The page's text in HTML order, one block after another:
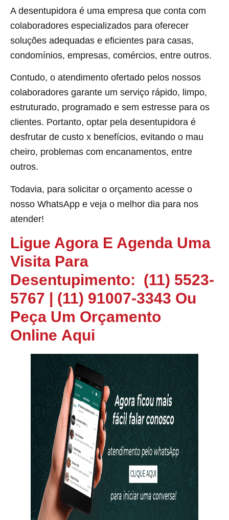
A desentupidora é uma empresa que conta com
colaboradores especializados para oferecer
soluções adequadas e eficientes para casas,
condomínios, empresas, comércios, entre outros.
Contudo, o atendimento ofertado pelos nossos
colaboradores garante um serviço rápido, limpo,
estruturado, programado e sem estresse para os
clientes. Portanto, optar pela desentupidora é
desfrutar de custo x benefícios, evitando o mau
cheiro, problemas com encanamentos, entre
outros.
Todavia, para solicitar o orçamento acesse o
nosso WhatsApp e veja o melhor dia para nos
atender!
Ligue Agora E Agenda Uma
Visita Para
Desentupimento: (11) 5523-
5767 | (11) 91007-3343 Ou
Peça Um Orçamento
Online Aqui